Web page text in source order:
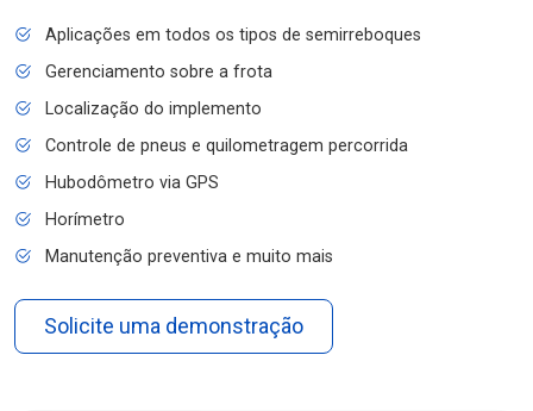
Aplicações em todos os tipos de semirreboques
Gerenciamento sobre a frota
Localização do implemento
Controle de pneus e quilometragem percorrida
Hubodômetro via GPS
Horímetro
Manutenção preventiva e muito mais
Solicite uma demonstração